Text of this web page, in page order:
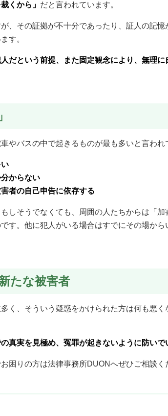
くから」 だと言われています。
、その証拠が不十分であったり、証人の記
す。
だという前提、また固定観念により、無理
やバスの中で起きるものが最も多いと言われ
からない
者の自己申告に依存する
しそうでなくても、周囲の人たちからは「加
す。他に犯人がいる場合はすでにその場か
たな被害者
く、そういう疑惑をかけられた方は何も悪
真実を見極め、冤罪が起きないように防いで
困りの方は法律事務所DUONへぜひご相談